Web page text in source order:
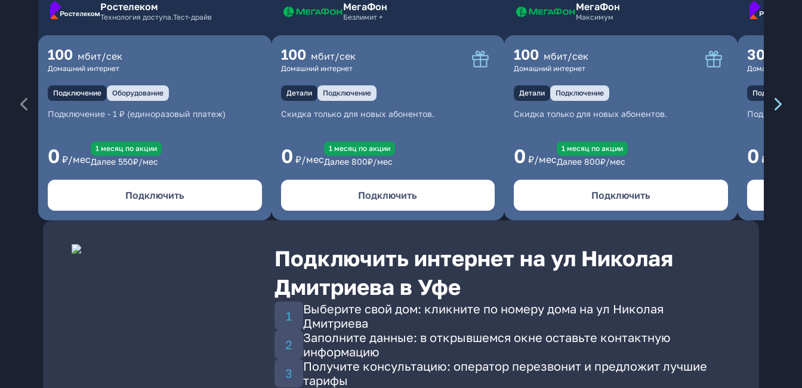
Ростелеком
Технология доступа.Тест-драйв
100 мбит/сек
Домашний интернет
Подключение Оборудование
Подключение - 1 ₽ (единоразовый платеж)
0 ₽/мес
1 месяц по акции
Далее 550₽/мес
Подключить
МегаФон
Безлимит +
100 мбит/сек
Домашний интернет
Детали Подключение
Скидка только для новых абонентов.
0 ₽/мес
1 месяц по акции
Далее 800₽/мес
Подключить
МегаФон
Максимум
100 мбит/сек
Домашний интернет
Детали Подключение
Скидка только для новых абонентов.
0 ₽/мес
1 месяц по акции
Далее 800₽/мес
Подключить
300
Домашний
Подключение
0 ₽/мес
Подключить интернет на ул Николая
Дмитриева в Уфе
Выберите свой дом: кликните по номеру дома на ул Николая
Дмитриева
Заполните данные: в открывшемся окне оставьте контактную
информацию
Получите консультацию: оператор перезвонит и предложит лучшие
тарифы